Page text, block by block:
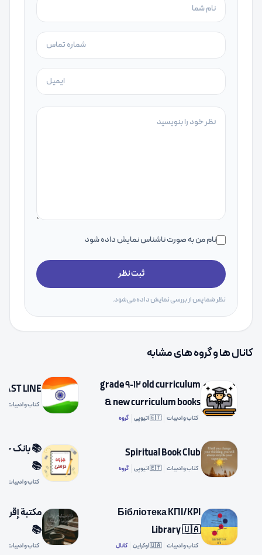
نام من به صورت ناشناس نمایش داده شود
ثبت نظر
نظر شما پس از بررسی نمایش داده می‌شود.
کانال ها و گروه های مشابه
grade 9-12 old curriculum
& new curriculum books
chat
کتاب و ادبیات 🇪🇹 اتیوپی گروه
Spiritual Book Club
کتاب و ادبیات 🇪🇹 اتیوپی گروه
Бібліотека КПІ/KPI
Library 🇺🇦
کتاب و ادبیات 🇺🇦 اوکراین کانال
LINE ™
کتاب و ادبیات
📚 بانک
📚
کتاب و ادبیات
📚
کتاب و ادبیات